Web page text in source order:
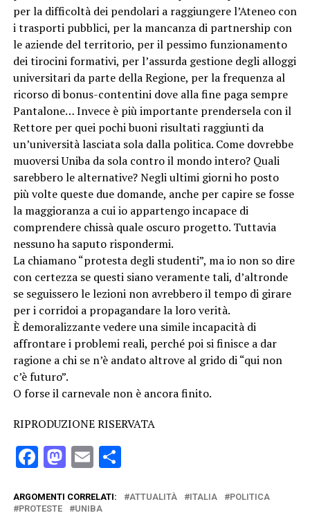
per la difficoltà dei pendolari a raggiungere l’Ateneo con
i trasporti pubblici, per la mancanza di partnership con
le aziende del territorio, per il pessimo funzionamento
dei tirocini formativi, per l’assurda gestione degli alloggi
universitari da parte della Regione, per la frequenza al
ricorso di bonus-contentini dove alla fine paga sempre
Pantalone… Invece è più importante prendersela con il
Rettore per quei pochi buoni risultati raggiunti da
un’università lasciata sola dalla politica. Come dovrebbe
muoversi Uniba da sola contro il mondo intero? Quali
sarebbero le alternative? Negli ultimi giorni ho posto
più volte queste due domande, anche per capire se fosse
la maggioranza a cui io appartengo incapace di
comprendere chissà quale oscuro progetto. Tuttavia
nessuno ha saputo rispondermi.
La chiamano “protesta degli studenti”, ma io non so dire
con certezza se questi siano veramente tali, d’altronde
se seguissero le lezioni non avrebbero il tempo di girare
per i corridoi a propagandare la loro verità.
È demoralizzante vedere una simile incapacità di
affrontare i problemi reali, perché poi si finisce a dar
ragione a chi se n’è andato altrove al grido di “qui non
c’è futuro”.
O forse il carnevale non è ancora finito.
RIPRODUZIONE RISERVATA
Facebook
Mastodon
EmailCondividi
ARGOMENTI CORRELATI: ATTUALITÀ ITALIA
POLITICA
PROTESTE
UNIBA